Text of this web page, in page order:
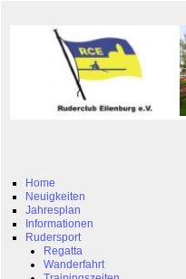
Home
Neuigkeiten
Jahresplan
Informationen
Rudersport
Regatta
Wanderfahrt